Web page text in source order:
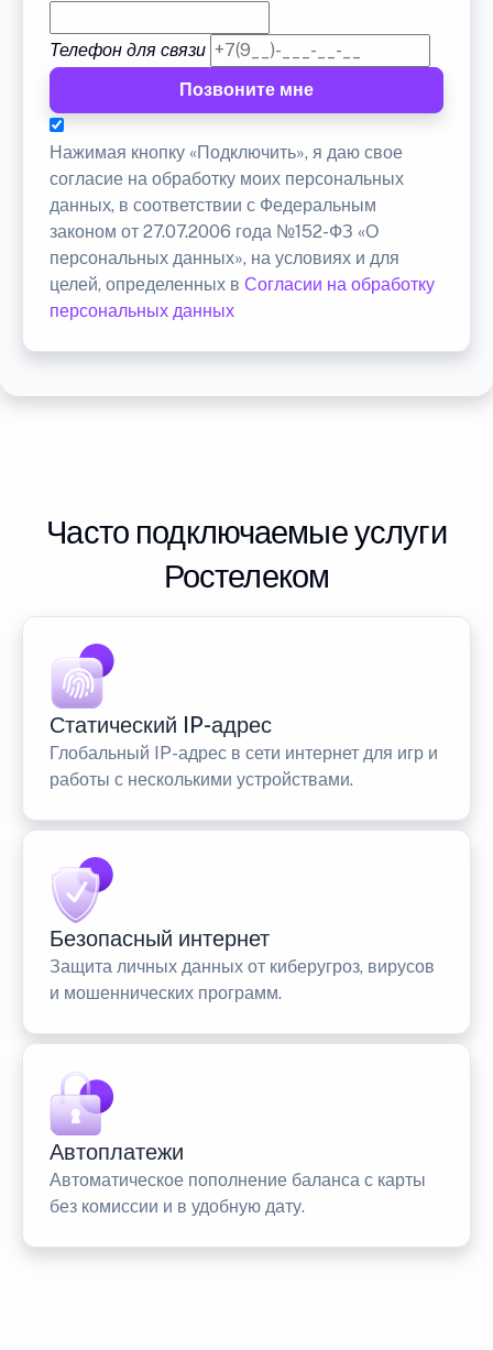
Телефон для связи
Позвоните мне
Нажимая кнопку «Подключить», я даю свое
согласие на обработку моих персональных
данных, в соответствии с Федеральным
законом от 27.07.2006 года №152-ФЗ «О
персональных данных», на условиях и для
целей, определенных в Согласии на обработку
персональных данных
Часто подключаемые услуги
Ростелеком
Статический IP-адрес
Глобальный IP-адрес в сети интернет для игр и
работы с несколькими устройствами.
Безопасный интернет
Защита личных данных от киберугроз, вирусов
и мошеннических программ.
Автоплатежи
Автоматическое пополнение баланса с карты
без комиссии и в удобную дату.